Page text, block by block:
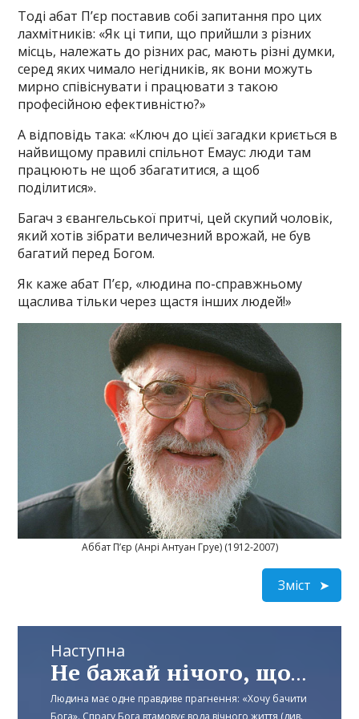
Тоді абат П’єр поставив собі запитання про цих
лахмітників: «Як ці типи, що прийшли з різних
місць, належать до різних рас, мають різні думки,
серед яких чимало негідників, як вони можуть
мирно співіснувати і працювати з такою
професійною ефективністю?»
А відповідь така: «Ключ до цієї загадки криється в
найвищому правилі спільнот Емаус: люди там
працюють не щоб збагатитися, а щоб
поділитися».
Багач з євангельської притчі, цей скупий чоловік,
який хотів зібрати величезний врожай, не був
багатий перед Богом.
Як каже абат П’єр, «людина по-справжньому
щаслива тільки через щастя інших людей!»
Аббат П’єр (Анрі Антуан Груе) (1912-2007)
Зміст
Наступна
Не бажай нічого, що у ближнього твого – Частина 6
Людина має одне правдиве прагнення: «Хочу бачити